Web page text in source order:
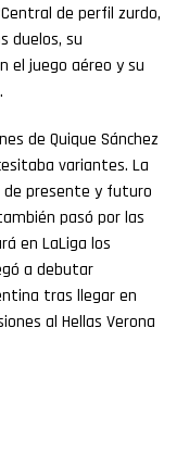
de perfil zurdo,
duelos, su
el juego aéreo y su
de Quique Sánchez
variantes. La
de presente y futuro
pasó por las
en LaLiga los
a debutar
tras llegar en
al Hellas Verona